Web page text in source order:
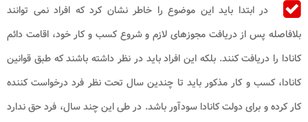
در ابتدا باید این موضوع را خاطر نشان کرد که افراد نمی توانند
بلافاصله پس از دریافت مجوزهای لازم و شروع کسب و کار خود، اقامت دائم
کانادا را دریافت کنند. بلکه این افراد باید در نظر داشته باشند که طبق قوانین
کانادا، کسب و کار مذکور باید تا چندین سال تحت نظر فرد درخواست کننده
کار کرده و برای دولت کانادا سودآور باشد. در طی این چند سال، فرد حق ندارد